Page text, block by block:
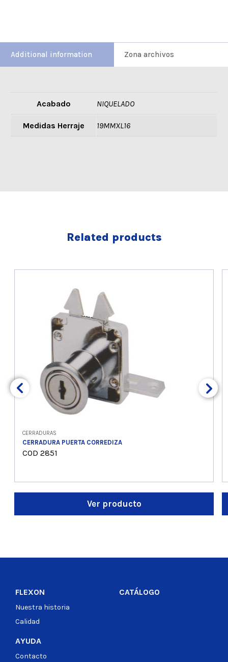
Additional information Zona archivos
Acabado NIQUELADO
Medidas Herraje 19MMXL16
Related products
CERRADURAS
CERRADURA PUERTA CORREDIZA
COD 2851
Ver producto
FLEXON
Nuestra historia
Calidad
CATÁLOGO
AYUDA
Contacto